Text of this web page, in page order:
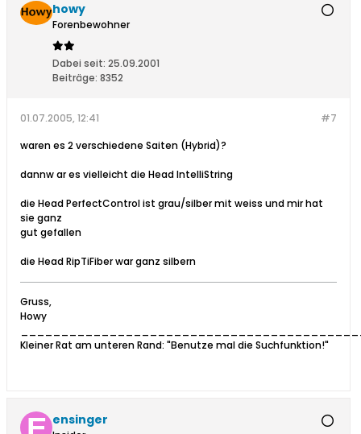
howy
Forenbewohner
Dabei seit: 25.09.2001
Beiträge: 8352
#7
01.07.2005, 12:41
waren es 2 verschiedene Saiten (Hybrid)?
dannw ar es vielleicht die Head IntelliString
die Head PerfectControl ist grau/silber mit weiss und mir hat
sie ganz
gut gefallen
die Head RipTiFiber war ganz silbern
Gruss,
Howy
Kleiner Rat am unteren Rand: "Benutze mal die Suchfunktion!"
ensinger